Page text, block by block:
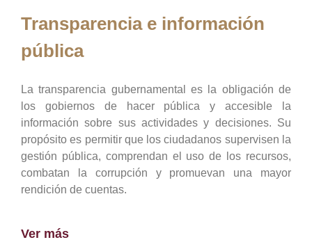
Transparencia e información
pública
La transparencia gubernamental es la obligación de
los gobiernos de hacer pública y accesible la
información sobre sus actividades y decisiones. Su
propósito es permitir que los ciudadanos supervisen la
gestión pública, comprendan el uso de los recursos,
combatan la corrupción y promuevan una mayor
rendición de cuentas.
Ver más